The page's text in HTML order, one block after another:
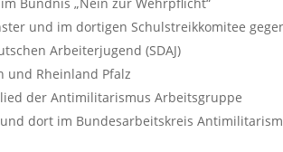
und im dortigen Schulstreikkomitee
Arbeiterjugend (SDAJ)
und Rheinland Pfalz
der Antimilitarismus Arbeitsgruppe
dort im Bundesarbeitskreis